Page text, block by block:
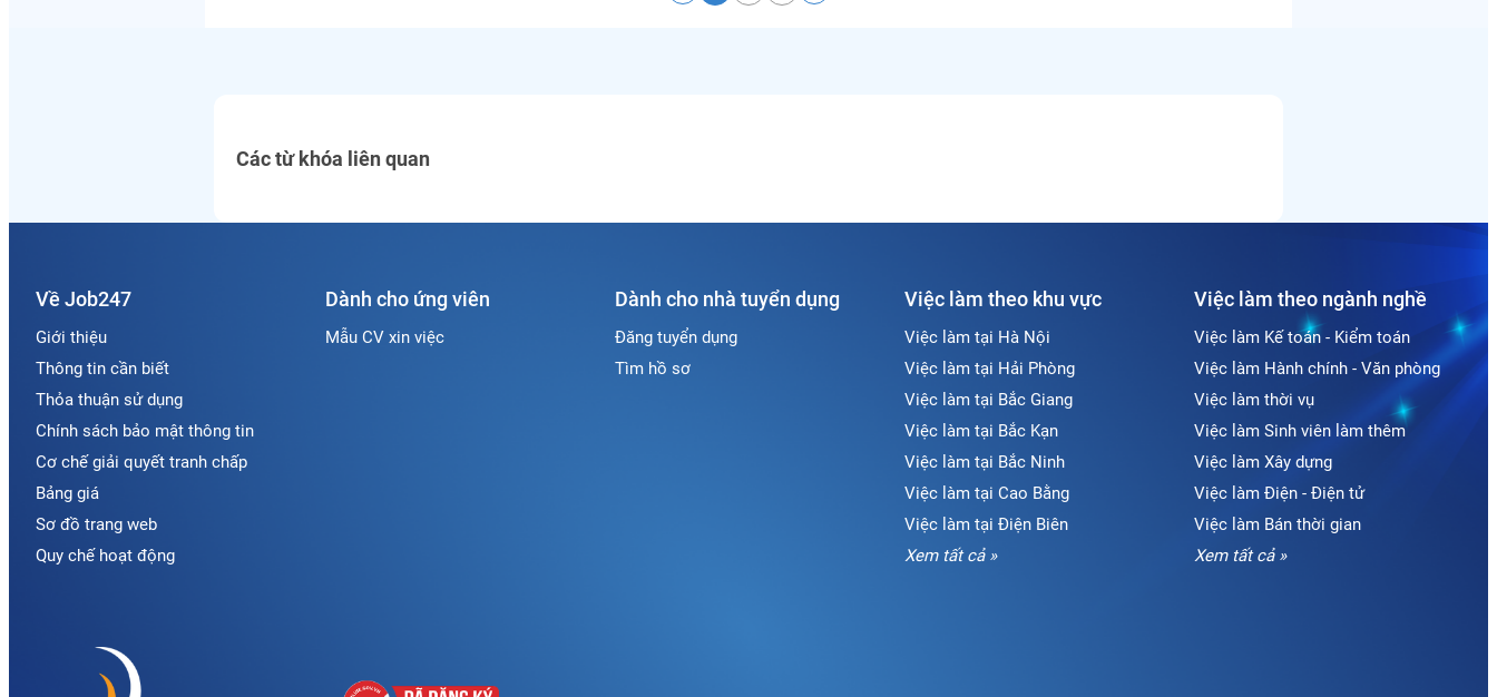
Các từ khóa liên quan
Về Job247
Giới thiệu
Thông tin cần biết
Thỏa thuận sử dụng
Chính sách bảo mật thông tin
Cơ chế giải quyết tranh chấp
Bảng giá
Sơ đồ trang web
Quy chế hoạt động
Dành cho ứng viên
Mẫu CV xin việc
Dành cho nhà tuyển dụng
Đăng tuyển dụng
Tìm hồ sơ
Việc làm theo khu vực
Việc làm tại Hà Nội
Việc làm tại Hải Phòng
Việc làm tại Bắc Giang
Việc làm tại Bắc Kạn
Việc làm tại Bắc Ninh
Việc làm tại Cao Bằng
Việc làm tại Điện Biên
Xem tất cả »
Việc làm theo ngành nghề
Việc làm Kế toán - Kiểm toán
Việc làm Hành chính - Văn phòng
Việc làm thời vụ
Việc làm Sinh viên làm thêm
Việc làm Xây dựng
Việc làm Điện - Điện tử
Việc làm Bán thời gian
Xem tất cả »